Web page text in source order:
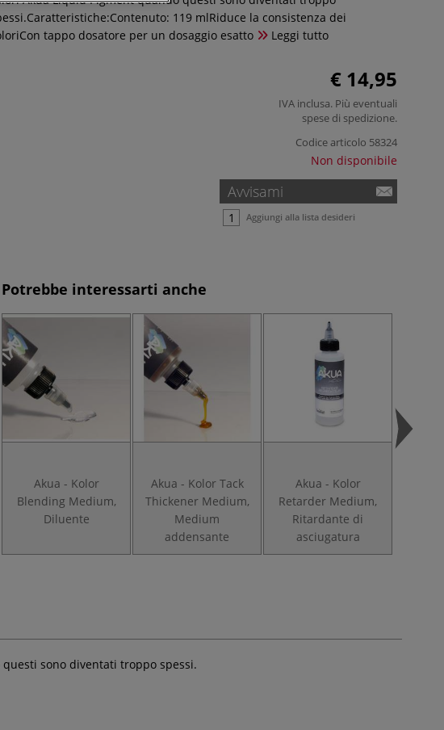
119 mlRiduce la consistenza dei
tappo dosatore per un dosaggio esatto
Leggi tutto
€ 14,95
IVA inclusa. Più eventuali
spese di spedizione.
Codice articolo 58324
Non disponibile
Avvisami
Aggiungi alla lista desideri
Potrebbe interessarti anche
Akua - Kolor
Blending Medium,
Diluente
Akua - Kolor Tack
Thickener Medium,
Medium
addensante
Akua - Kolor
Retarder Medium,
Ritardante di
asciugatura
sono diventati troppo spessi.